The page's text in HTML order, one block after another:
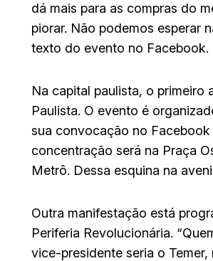
dá mais para as compras do
piorar. Não podemos esperar
texto do evento no Facebook.
Na capital paulista, o primeiro
Paulista. O evento é
sua convocação no
concentração será na Praça
Metrô. Dessa esquina na
Outra manifestação está
Periferia Revolucionária.
vice-presidente seria o